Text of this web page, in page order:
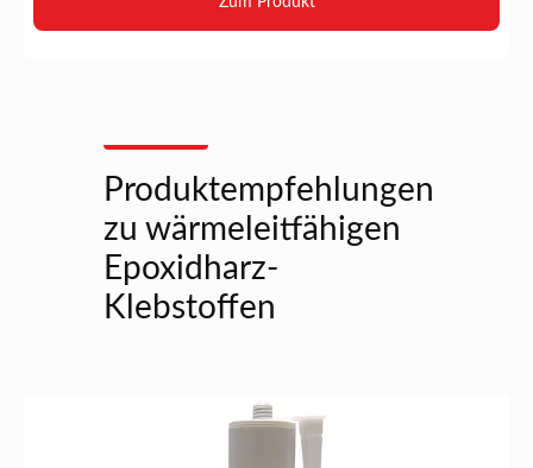
Produktempfehlungen
zu wärmeleitfähigen
Epoxidharz-
Klebstoffen